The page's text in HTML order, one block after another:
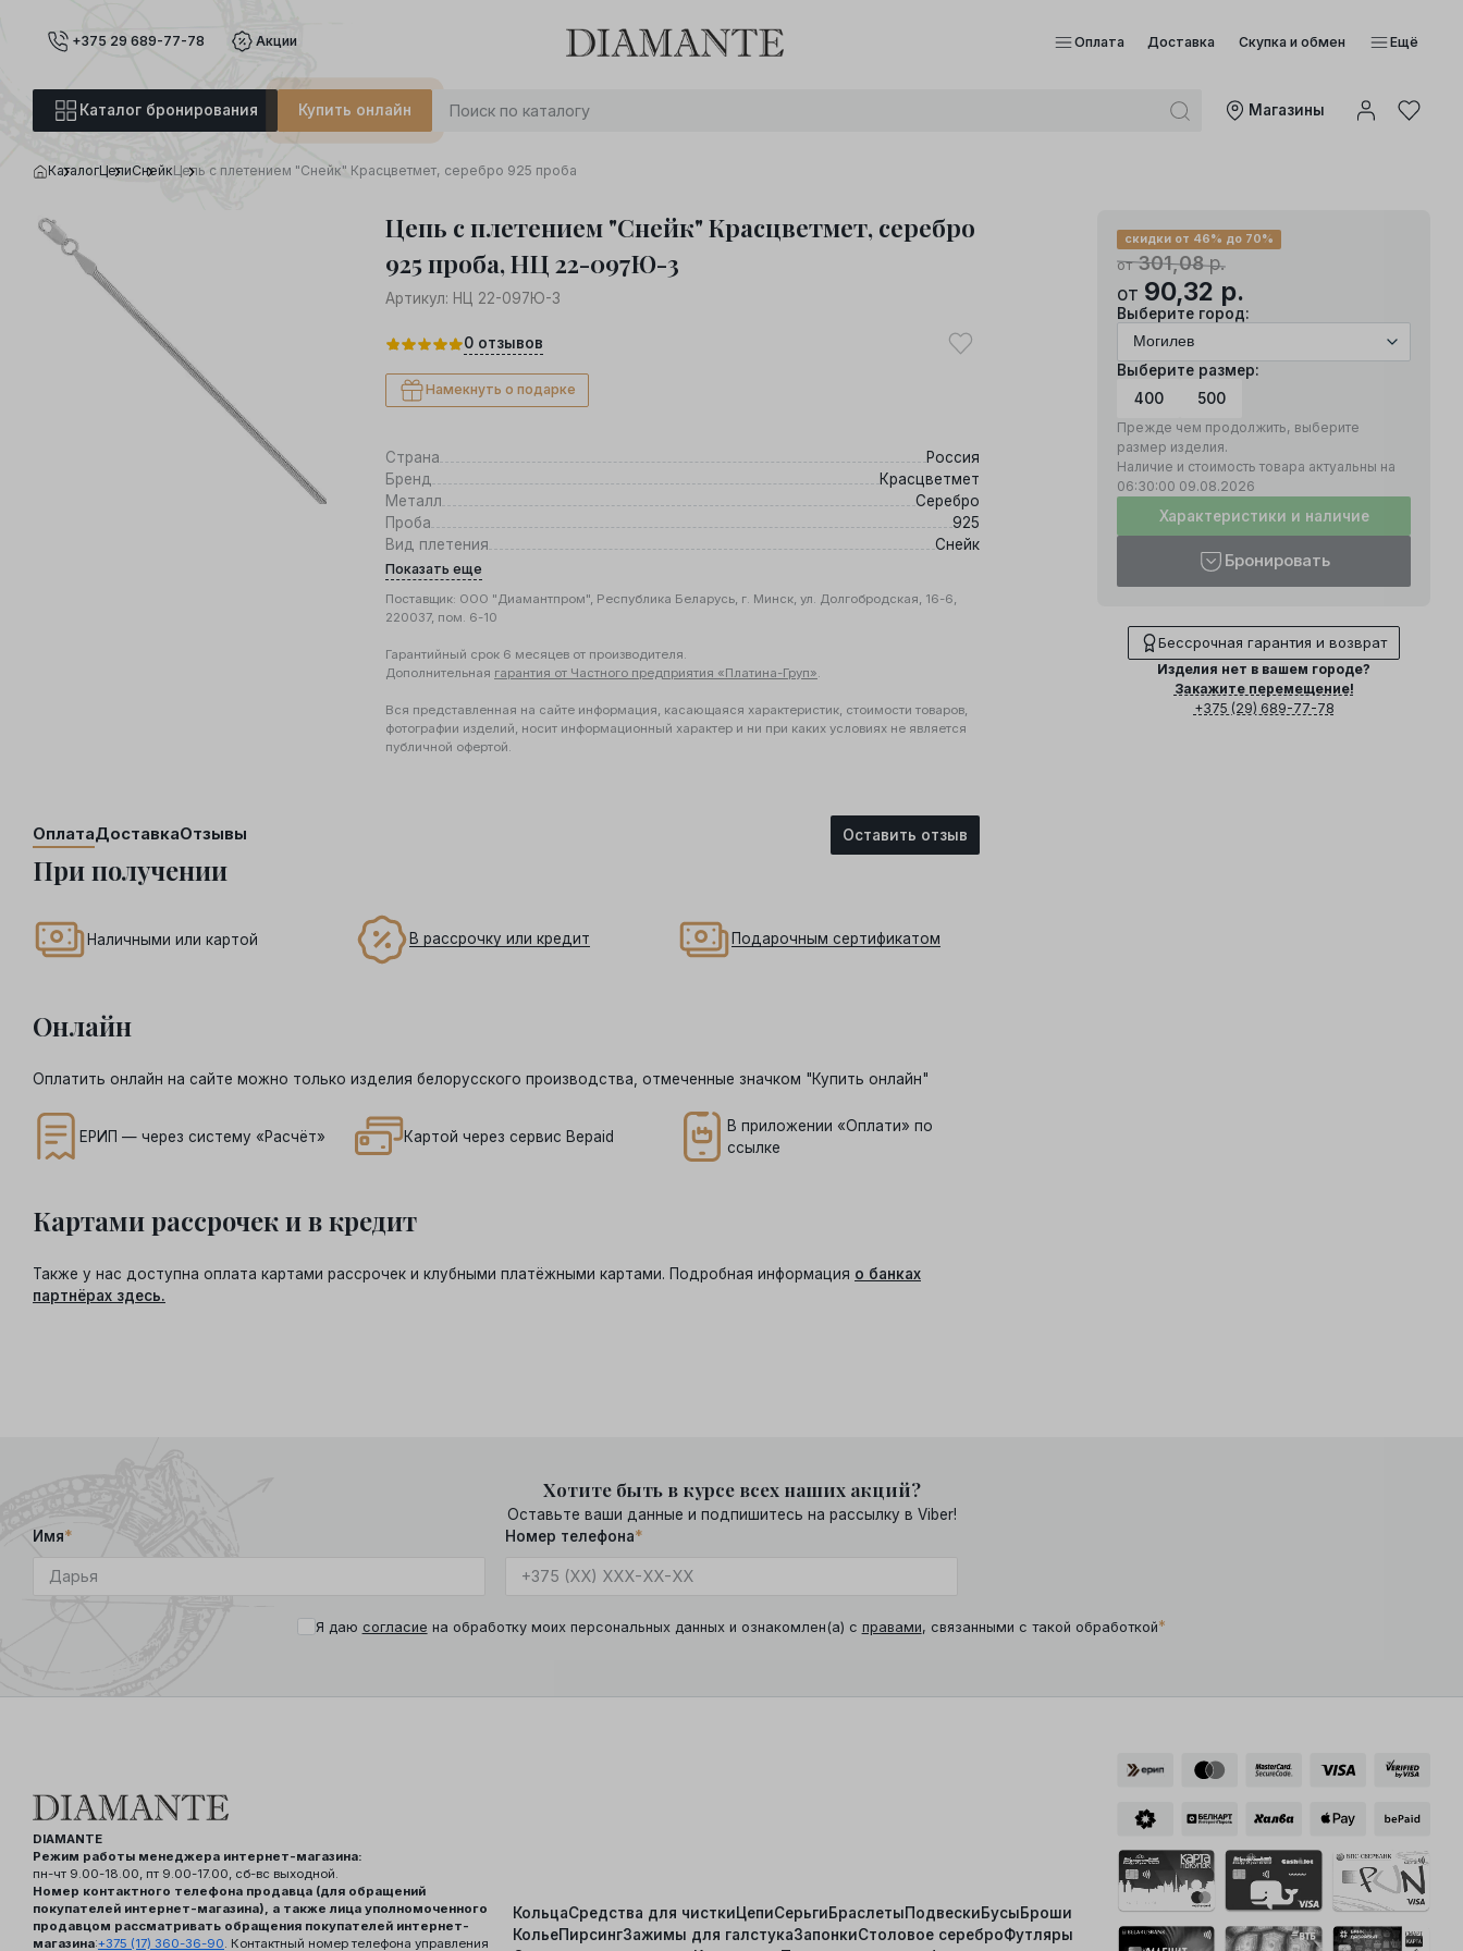
+375 29 689-77-78 Акции Оплата Доставка Скупка и обмен Ещё
Каталог бронирования Купить онлайн Mагазины
0 : 0 0
КаталогЦепиСнейкЦепь с плетением "Снейк" Красцветмет, серебро 925 проба
Цепь с плетением "Снейк" Красцветмет, серебро
925 проба, НЦ 22-097Ю-3
Артикул: НЦ 22-097Ю-3
0 отзывов
Намекнуть о подарке
от301,08р.
скидки от 46% до 70%
от 90,32 р.
Выберите город:
Выберите размер:
400
500
Прежде чем продолжить, выберите
размер изделия.
Наличие и стоимость товара актуальны на
06:30:00 09.08.2026
Характеристики и наличие
Бронировать
Бессрочная гарантия и возврат
Изделия нет в вашем городе?
Закажите перемещение!
+375 (29) 689-77-78
Страна
Россия
Бренд
Красцветмет
Металл
Серебро
Проба
925
Вид плетения
Снейк
Показать еще
Поставщик: ООО "Диамантпром", Республика Беларусь, г. Минск, ул. Долгобродская, 16-6,
220037, пом. 6-10
Гарантийный срок 6 месяцев от производителя.
Дополнительная гарантия от Частного предприятия «Платина-Груп».
Вся представленная на сайте информация, касающаяся характеристик, стоимости товаров,
фотографии изделий, носит информационный характер и ни при каких условиях не является
публичной офертой.
Оплата
При получении
Наличными или картой В рассрочку или кредит Подарочным сертификатом
Онлайн
Оплатить онлайн на сайте можно только изделия белорусского производства, отмеченные значком "Купить онлайн"
ЕРИП — через систему «Расчёт» Картой через сервис Bepaid
В приложении «Оплати» по
ссылке
Картами рассрочек и в кредит
Также у нас доступна оплата картами рассрочек и клубными платёжными картами. Подробная информация о банках
партнёрах здесь.
ДоставкаОтзывы Оставить отзыв
Хотите быть в курсе всех наших акций?
Оставьте ваши данные и подпишитесь на рассылку в Viber!
Имя* Номер телефона*
Я даю согласие на обработку моих персональных данных и ознакомлен(а) с правами, связанными с такой обработкой*
DIAMANTE
Режим работы менеджера интернет-магазина:
пн-чт 9.00-18.00, пт 9.00-17.00, сб-вс выходной.
Номер контактного телефона продавца (для обращений
покупателей интернет-магазина), а также лица уполномоченного
продавцом рассматривать обращения покупателей интернет-
магазина:+375 (17) 360-36-90 . Контактный номер телефона управления
КольцаСредства для чисткиЦепиСерьгиБраслетыПодвескиБусыБроши
КольеПирсингЗажимы для галстукаЗапонкиСтоловое сереброФутляры